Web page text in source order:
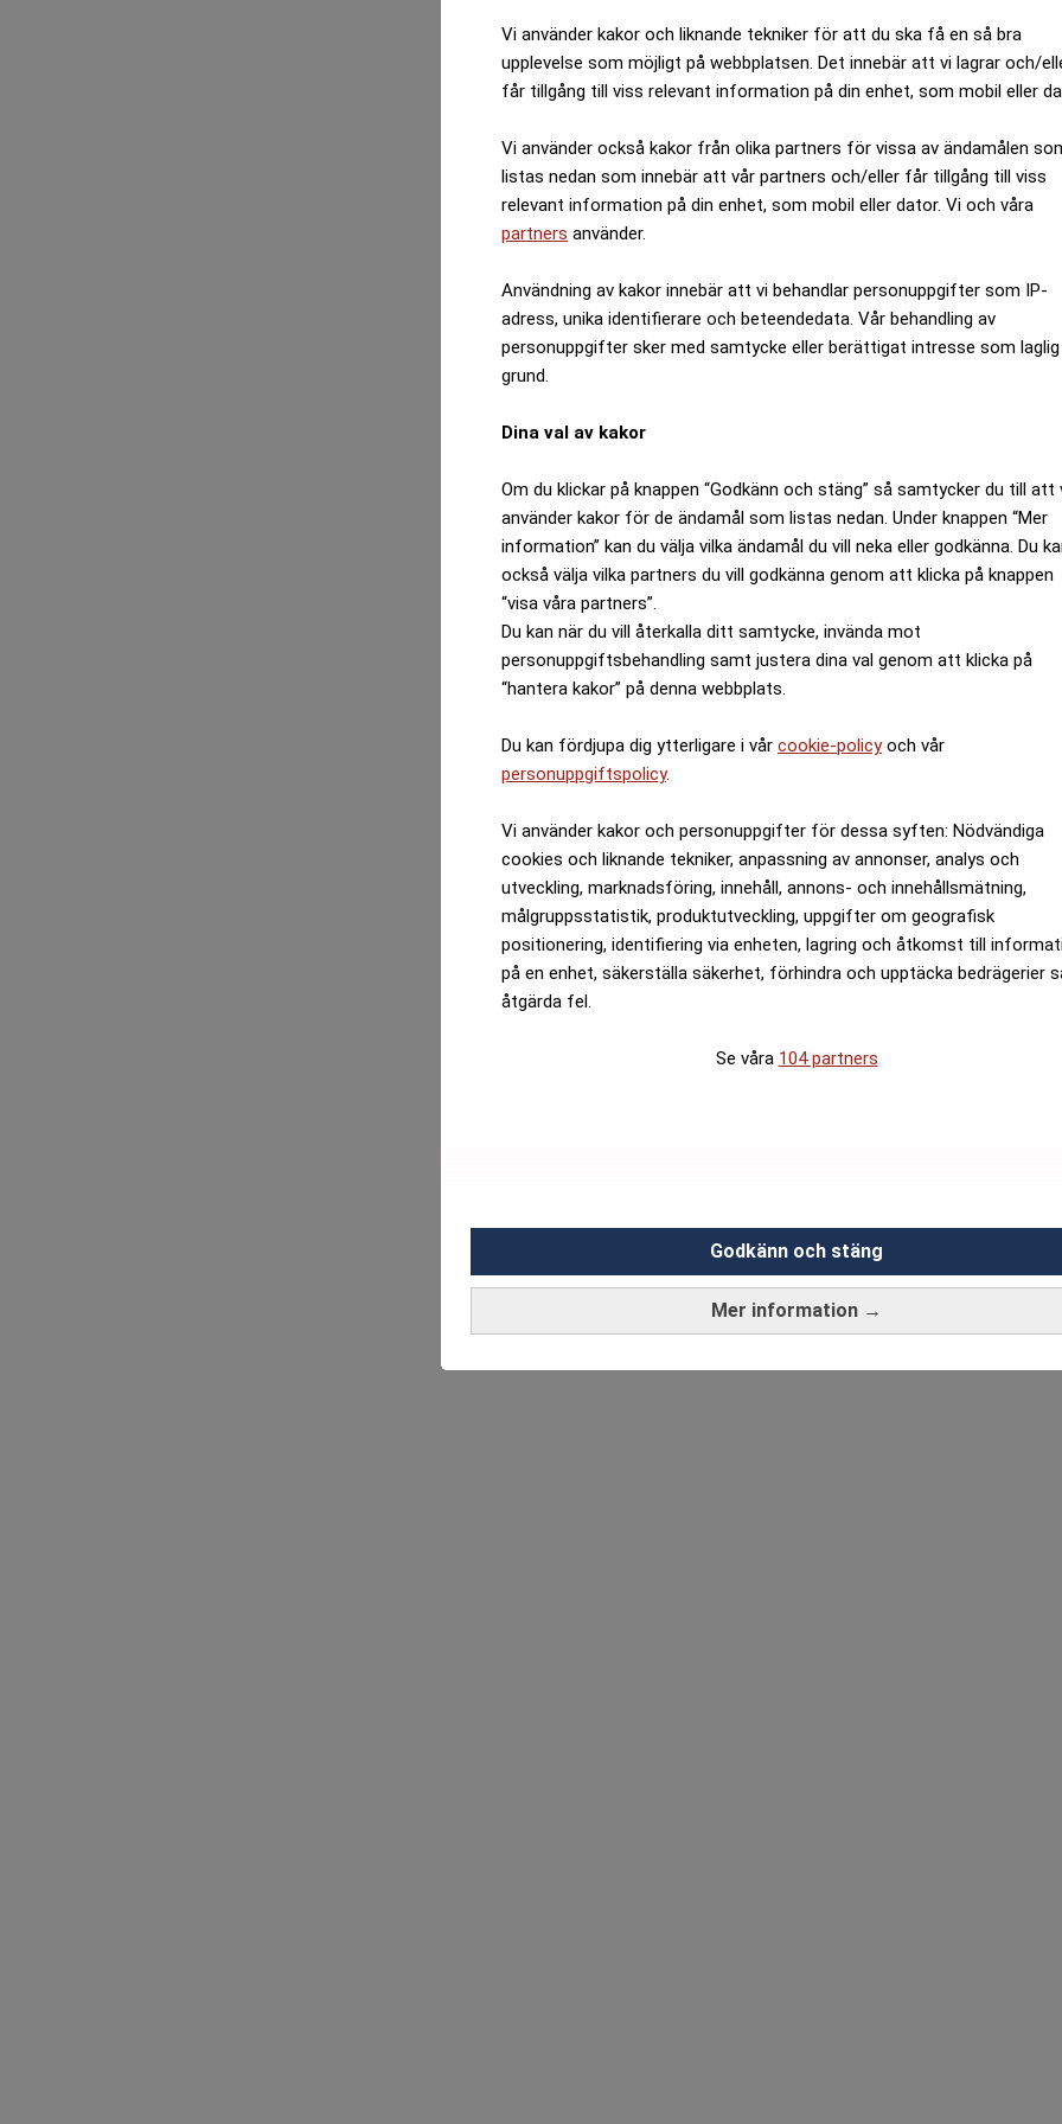
Vi använder kakor och liknande tekniker för att du ska få en så bra
upplevelse som möjligt på webbplatsen. Det innebär att vi lagrar och/
får tillgång till viss relevant information på din enhet, som mobil eller
Vi använder också kakor från olika partners för vissa av ändamålen
listas nedan som innebär att vår partners och/eller får tillgång till viss
relevant information på din enhet, som mobil eller dator. Vi och våra
partners använder.
Användning av kakor innebär att vi behandlar personuppgifter som IP-
adress, unika identifierare och beteendedata. Vår behandling av
personuppgifter sker med samtycke eller berättigat intresse som laglig
grund.
Dina val av kakor
Om du klickar på knappen “Godkänn och stäng” så samtycker du till att
använder kakor för de ändamål som listas nedan. Under knappen “Mer
information” kan du välja vilka ändamål du vill neka eller godkänna. Du
också välja vilka partners du vill godkänna genom att klicka på knappen
“visa våra partners”.
Du kan när du vill återkalla ditt samtycke, invända mot
personuppgiftsbehandling samt justera dina val genom att klicka på
“hantera kakor” på denna webbplats.
Du kan fördjupa dig ytterligare i vår cookie-policyoch vår
personuppgiftspolicy.
Vi använder kakor och personuppgifter för dessa syften: Nödvändiga
cookies och liknande tekniker, anpassning av annonser, analys och
utveckling, marknadsföring, innehåll, annons- och innehållsmätning,
målgruppsstatistik, produktutveckling, uppgifter om geografisk
positionering, identifiering via enheten, lagring och åtkomst till
på en enhet, säkerställa säkerhet, förhindra och upptäcka bedrägerier
åtgärda fel.
Se våra 104 partners
Mer information →
Godkänn och stäng